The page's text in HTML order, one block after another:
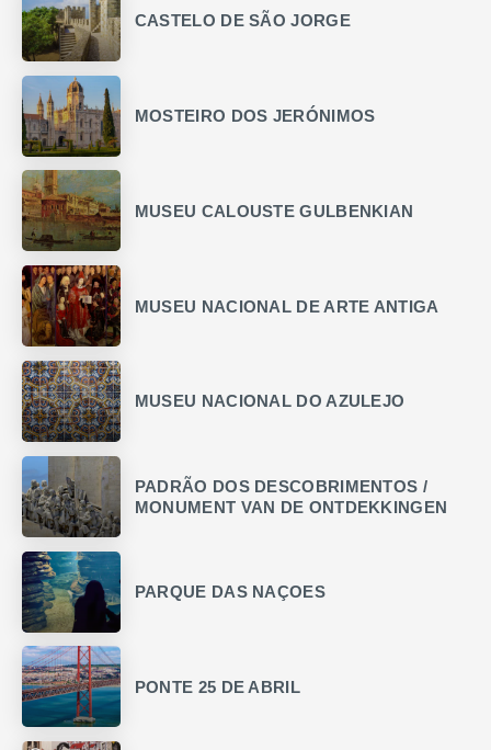
CASTELO DE SÃO JORGE
MOSTEIRO DOS JERÓNIMOS
MUSEU CALOUSTE GULBENKIAN
MUSEU NACIONAL DE ARTE ANTIGA
MUSEU NACIONAL DO AZULEJO
PADRÃO DOS DESCOBRIMENTOS /
MONUMENT VAN DE ONTDEKKINGEN
PARQUE DAS NAÇOES
PONTE 25 DE ABRIL